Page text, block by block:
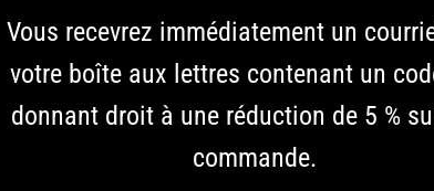
Besoin d'un
de YAKINIKU®
Avec cette carte
ou le nouveau
carte cadeau est
Plus d'informations
Vous recevrez immédiatement un
votre boîte aux lettres contenant un
donnant droit à une réduction de 5 %
commande.